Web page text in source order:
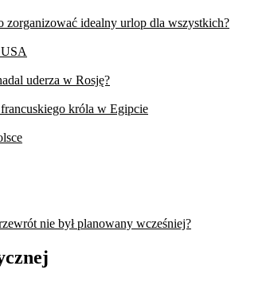
zorganizować idealny urlop dla wszystkich?
uderza w Rosję?
króla w Egipcie
nie był planowany wcześniej?